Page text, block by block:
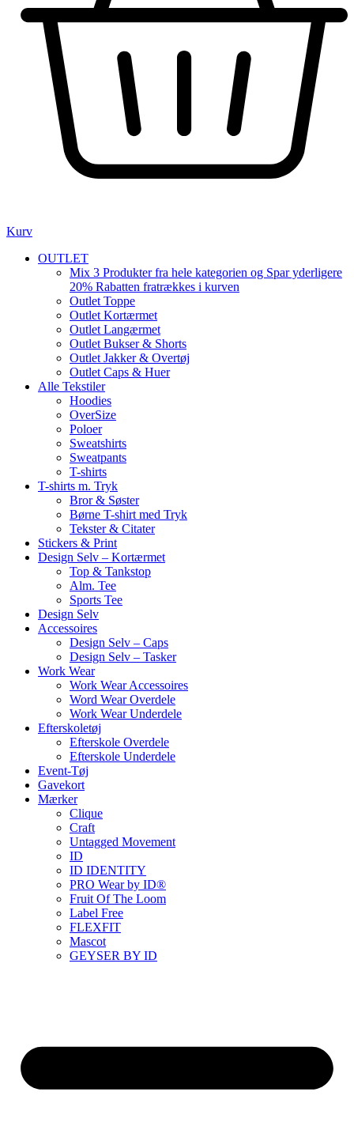
Kurv
OUTLET
Mix 3 Produkter fra hele kategorien og Spar yderligere
20% Rabatten fratrækkes i kurven
Outlet Toppe
Outlet Kortærmet
Outlet Langærmet
Outlet Bukser & Shorts
Outlet Jakker & Overtøj
Outlet Caps & Huer
Alle Tekstiler
Hoodies
OverSize
Poloer
Sweatshirts
Sweatpants
T-shirts
T-shirts m. Tryk
Bror & Søster
Børne T-shirt med Tryk
Tekster & Citater
Stickers & Print
Design Selv – Kortærmet
Top & Tankstop
Alm. Tee
Sports Tee
Design Selv
Accessoires
Design Selv – Caps
Design Selv – Tasker
Work Wear
Work Wear Accessoires
Word Wear Overdele
Work Wear Underdele
Efterskoletøj
Efterskole Overdele
Efterskole Underdele
Event-Tøj
Gavekort
Mærker
Clique
Craft
Untagged Movement
ID
ID IDENTITY
PRO Wear by ID®
Fruit Of The Loom
Label Free
FLEXFIT
Mascot
GEYSER BY ID